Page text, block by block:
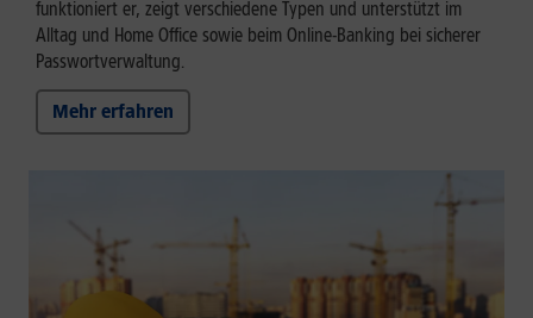
funktioniert er, zeigt verschiedene Typen und unterstützt im
Alltag und Home Office sowie beim Online-Banking bei sicherer
Passwortverwaltung.
Mehr erfahren